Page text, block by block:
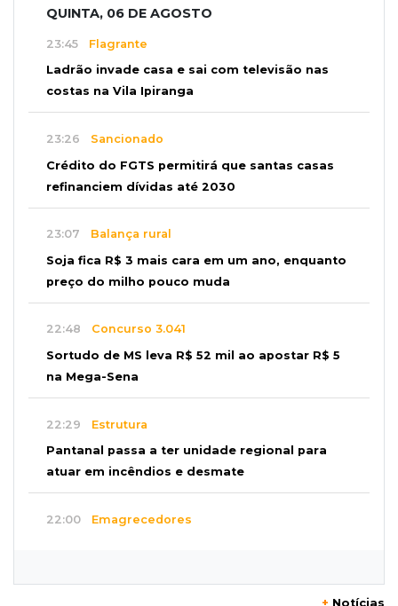
QUINTA, 06 DE AGOSTO
23:45 Flagrante
Ladrão invade casa e sai com televisão nas
costas na Vila Ipiranga
23:26 Sancionado
Crédito do FGTS permitirá que santas casas
refinanciem dívidas até 2030
23:07 Balança rural
Soja fica R$ 3 mais cara em um ano, enquanto
preço do milho pouco muda
22:48 Concurso 3.041
Sortudo de MS leva R$ 52 mil ao apostar R$ 5
na Mega-Sena
22:29 Estrutura
Pantanal passa a ter unidade regional para
atuar em incêndios e desmate
22:00 Emagrecedores
+ Notícias